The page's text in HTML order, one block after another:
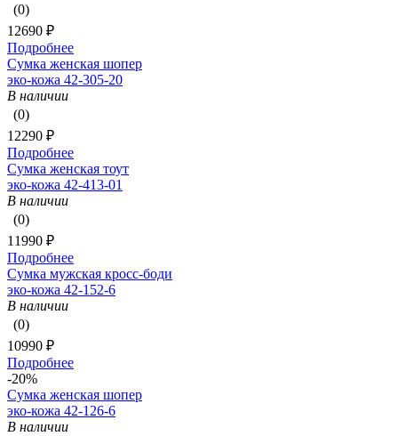
(0)
12690 ₽
Подробнее
Сумка женская шопер
эко-кожа 42-305-20
В наличии
(0)
12290 ₽
Подробнее
Сумка женская тоут
эко-кожа 42-413-01
В наличии
(0)
11990 ₽
Подробнее
Сумка мужская кросс-боди
эко-кожа 42-152-6
В наличии
(0)
10990 ₽
Подробнее
-20%
Сумка женская шопер
эко-кожа 42-126-6
В наличии